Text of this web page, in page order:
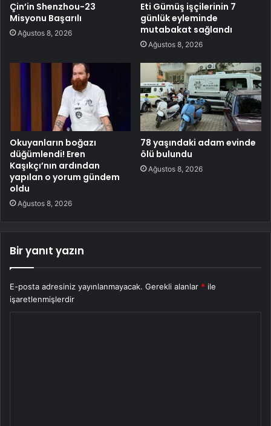
Çin’in Shenzhou-23
Misyonu Başarılı
Ağustos 8, 2026
Eti Gümüş işçilerinin 7
günlük eyleminde
mutabakat sağlandı
Ağustos 8, 2026
Okuyanların boğazı
düğümlendi! Eren
Kaşıkçı’nın ardından
yapılan o yorum gündem
oldu
Ağustos 8, 2026
78 yaşındaki adam evinde
ölü bulundu
Ağustos 8, 2026
Bir yanıt yazın
E-posta adresiniz yayınlanmayacak. Gerekli alanlar * ile
işaretlenmişlerdir